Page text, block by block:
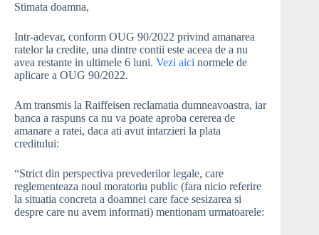
Stimata doamna,
Intr-adevar, conform OUG 90/2022 privind amanarea
ratelor la credite, una dintre contii este aceea de a nu
avea restante in ultimele 6 luni. Vezi aici normele de
aplicare a OUG 90/2022.
Am transmis la Raiffeisen reclamatia dumneavoastra, iar
banca a raspuns ca nu va poate aproba cererea de
amanare a ratei, daca ati avut intarzieri la plata
creditului:
“Strict din perspectiva prevederilor legale, care
reglementeaza noul moratoriu public (fara nicio referire
la situatia concreta a doamnei care face sesizarea si
despre care nu avem informati) mentionam urmatoarele: